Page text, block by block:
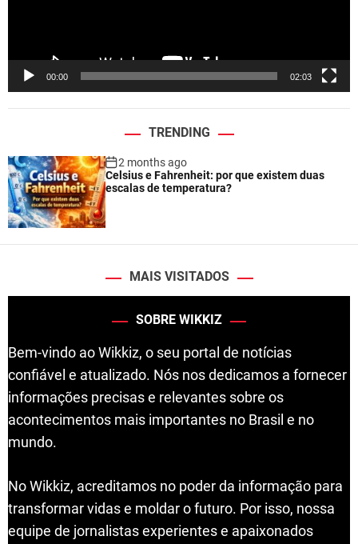
00:00 02:03
TRENDING
2 months ago
Celsius e Fahrenheit: por que existem duas
escalas de temperatura?
MAIS VISITADOS
SOBRE WIKKIZ
Bem-vindo ao Wikkiz, o seu portal de notícias
confiável e atualizado. Nós nos dedicamos a fornecer
informações precisas e relevantes sobre os
acontecimentos mais importantes no Brasil e no
mundo.
No Wikkiz, acreditamos no poder da informação para
transformar vidas e moldar o futuro. Por isso, nossa
equipe de jornalistas experientes e apaixonados